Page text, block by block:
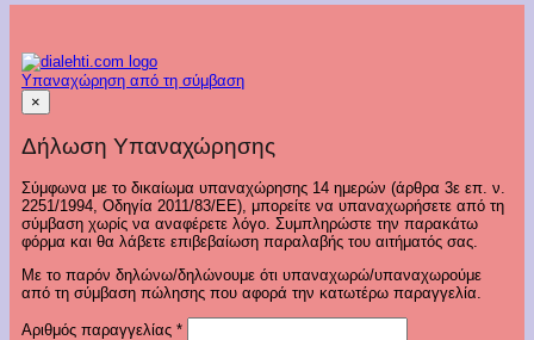
Υπαναχώρηση από τη σύμβαση
×
Δήλωση Υπαναχώρησης
Σύμφωνα με το δικαίωμα υπαναχώρησης 14 ημερών (άρθρα 3ε επ. ν.
2251/1994, Οδηγία 2011/83/ΕΕ), μπορείτε να υπαναχωρήσετε από τη
σύμβαση χωρίς να αναφέρετε λόγο. Συμπληρώστε την παρακάτω
φόρμα και θα λάβετε επιβεβαίωση παραλαβής του αιτήματός σας.
Με το παρόν δηλώνω/δηλώνουμε ότι υπαναχωρώ/υπαναχωρούμε
από τη σύμβαση πώλησης που αφορά την κατωτέρω παραγγελία.
Αριθμός παραγγελίας *